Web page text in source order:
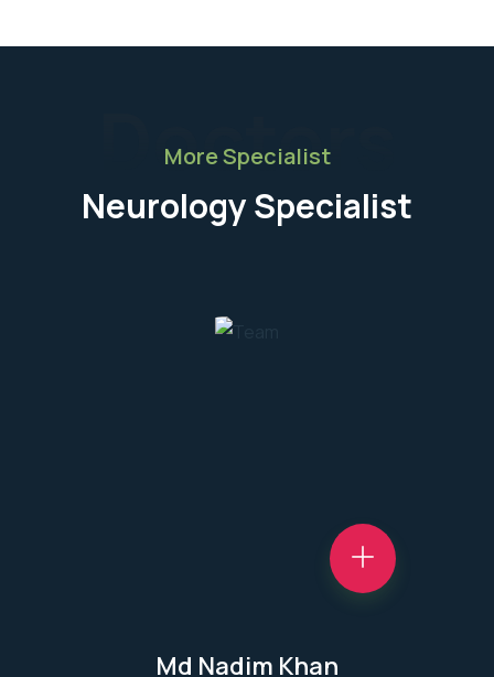
Doctors
More Specialist
Neurology Specialist
Md Nadim Khan